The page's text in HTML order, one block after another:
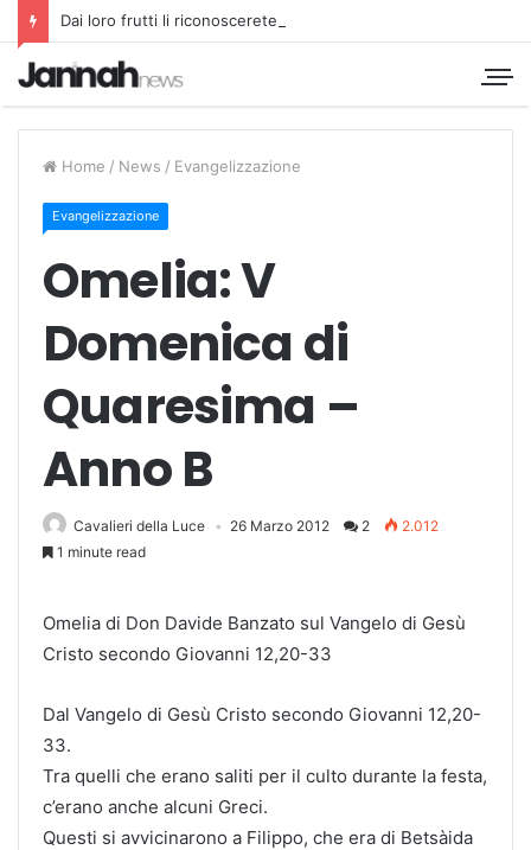
Dai loro frutti li riconoscerete
Home / News / Evangelizzazione
Evangelizzazione
Omelia: V
Domenica di
Quaresima –
Anno B
Cavalieri della Luce 26 Marzo 2012 2
2.012
1 minute read
Omelia di Don Davide Banzato sul Vangelo di Gesù
Cristo secondo Giovanni 12,20-33
Dal Vangelo di Gesù Cristo secondo Giovanni 12,20-
33.
Tra quelli che erano saliti per il culto durante la festa,
c’erano anche alcuni Greci.
Questi si avvicinarono a Filippo, che era di Betsàida